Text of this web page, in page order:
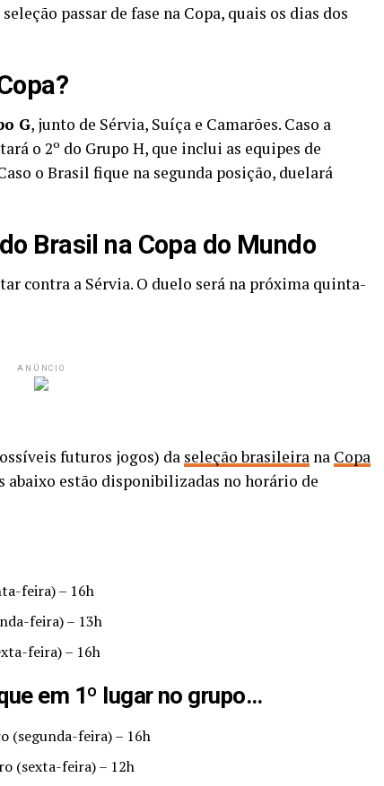
passar de fase na Copa, quais os dias dos
G, junto de Sérvia, Suíça e Camarões. Caso a
o 2º do Grupo H, que inclui as equipes de
o Brasil fique na segunda posição, duelará
Brasil na Copa do Mundo
contra a Sérvia. O duelo será na próxima quinta-
ANÚNCIO
futuros jogos) da seleção brasileira na Copa
abaixo estão disponibilizadas no horário de
feira) – 16h
feira) – 13h
feira) – 16h
em 1º lugar no grupo…
(segunda-feira) – 16h
(sexta-feira) – 12h